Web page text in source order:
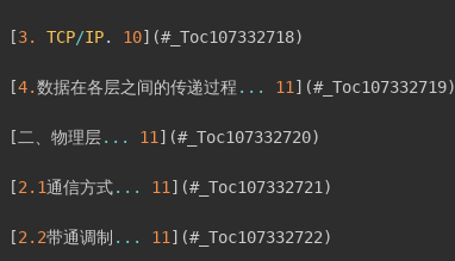
[3. TCP/IP. 10] (#_Toc107332718)
[4.数据在各层之间的传递过程 ... 11 ] (#_Toc107332719)
[ 二、物理层... 11 ] (#_Toc107332720)
[2.1通信方式... 11 ] (#_Toc107332721 )
[2.2带通调制 ... 11 ] (#_Toc107332722)